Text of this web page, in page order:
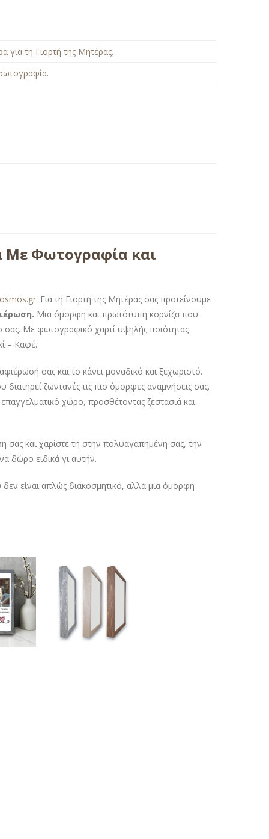
για τη Γιορτή της Μητέρας.
.
Με Φωτογραφία και
. Για τη Γιορτή της Μητέρας σας προτείνουμε
Μια όμορφη και πρωτότυπη κορνίζα που
σας. Με φωτογραφικό χαρτί υψηλής ποιότητας
– Καφέ.
σας και το κάνει μοναδικό και ξεχωριστό.
ζωντανές τις πιο όμορφες αναμνήσεις σας.
χώρο, προσθέτοντας ζεστασιά και
και χαρίστε τη στην πολυαγαπημένη σας, την
δώρο ειδικά γι αυτήν.
είναι απλώς διακοσμητικό, αλλά μια όμορφη